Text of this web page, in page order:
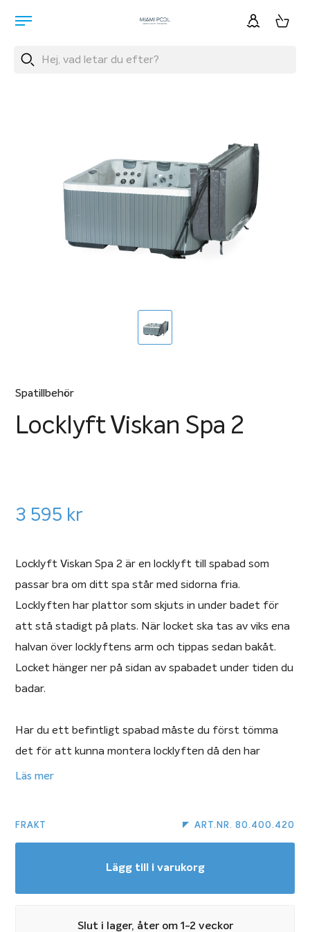
Spatillbehör
Locklyft Viskan Spa 2
3 595 kr
Locklyft Viskan Spa 2 är en locklyft till spabad som
passar bra om ditt spa står med sidorna fria.
Locklyften har plattor som skjuts in under badet för
att stå stadigt på plats. När locket ska tas av viks ena
halvan över locklyftens arm och tippas sedan bakåt.
Locket hänger ner på sidan av spabadet under tiden du
badar.
Har du ett befintligt spabad måste du först tömma
det för att kunna montera locklyften då den har
plattor som ska skjutas in under spabadet. Att
Locklyft 2 passar till följande modeller av Viskans
spabad:
Läs mer
FRAKT ART.NR. 80.400.420
Lägg till i varukorg
Slut i lager, åter om 1-2 veckor